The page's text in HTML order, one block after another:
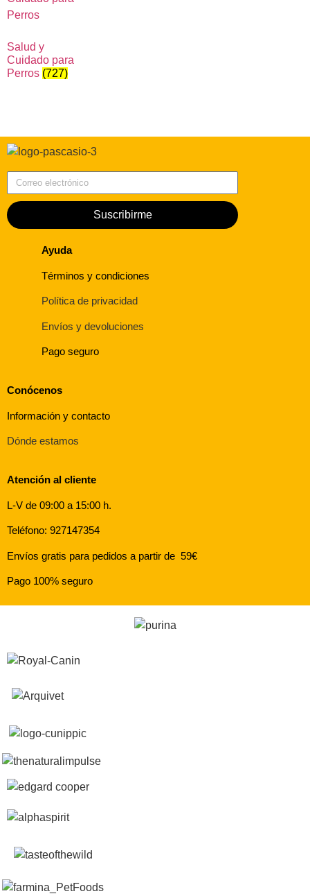
Salud y
Cuidado para
Perros (727)
Suscribirme
Ayuda
Términos y condiciones
Política de privacidad
Envíos y devoluciones
Pago seguro
Conócenos
Información y contacto
Dónde estamos
Atención al cliente
L-V de 09:00 a 15:00 h.
Teléfono: 927147354
Envíos gratis para pedidos a partir de 59€
Pago 100% seguro